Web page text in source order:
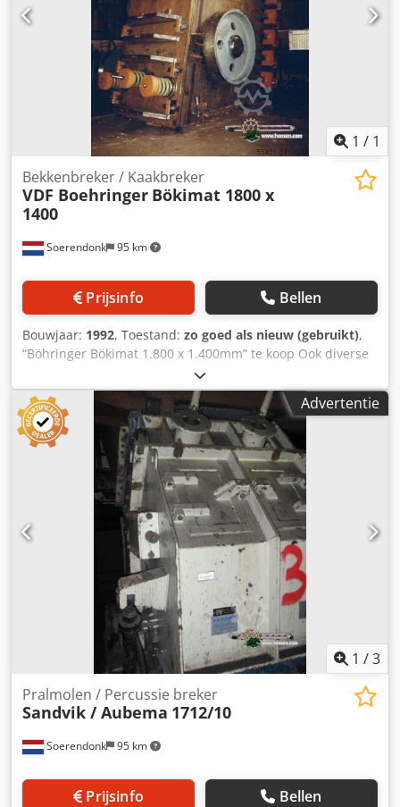
1 / 1
Soerendonk 95 km
Bekkenbreker / Kaakbreker
VDF Boehringer Bökimat 1800 x
1400
Prijsinfo Bellen
Bouwjaar: 1992, Toestand: zo goed als nieuw (gebruikt),
“Böhringer Bökimat 1.800 x 1.400mm” te koop Ook diverse
andere fabrikanten als: Metso / Krupp / MFL / Svedala /
IBAG / Parker / Siebtechnik. Vind ons volledige aanbod op
onze website. Fabrikant: Böhringer Dsdpfoggfmdsx Al Seck
Type: Bökimat Inlaat afmeting: 1.800 x 1.400 mm Bouwjaar:
1992 Inclusief aandrijving Inclusief nieuwe bekken.
Advertentie
1 /3
Soerendonk 95 km
Pralmolen / Percussie breker
Sandvik / Aubema 1712/10
Prijsinfo Bellen